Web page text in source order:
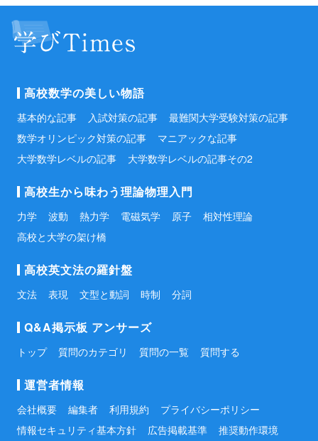
高校数学の美しい物語
基本的な記事 入試対策の記事
最難関大学受験対策の記事
数学オリンピック対策の記事
マニアックな記事
大学数学レベルの記事
大学数学レベルの記事その2
高校生から味わう理論物理入門
力学 波動 熱力学 電磁気学 原子
相対性理論
高校と大学の架け橋
高校英文法の羅針盤
文法 表現 文型と動詞 時制 分詞
Q&A掲示板 アンサーズ
トップ 質問のカテゴリ 質問の一覧 質問する
運営者情報
会社概要 編集者 利用規約
プライバシーポリシー
情報セキュリティ基本方針
広告掲載基準 推奨動作環境